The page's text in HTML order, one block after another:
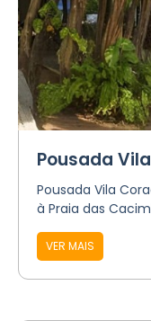
Pousada
Pousada Vila
à Praia das
VER MAIS